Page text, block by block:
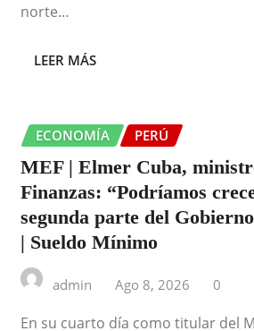
norte…
LEER MÁS
ECONOMÍA PERÚ
MEF | Elmer Cuba,
Finanzas: “Podríamos
segunda parte del
| Sueldo Mínimo
admin Ago 8, 2026 0
En su cuarto día como titular del